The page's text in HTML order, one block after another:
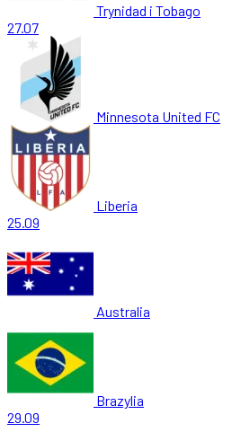
Trynidad i Tobago
27.07
Minnesota United FC
Liberia
25.09
Australia
Brazylia
29.09